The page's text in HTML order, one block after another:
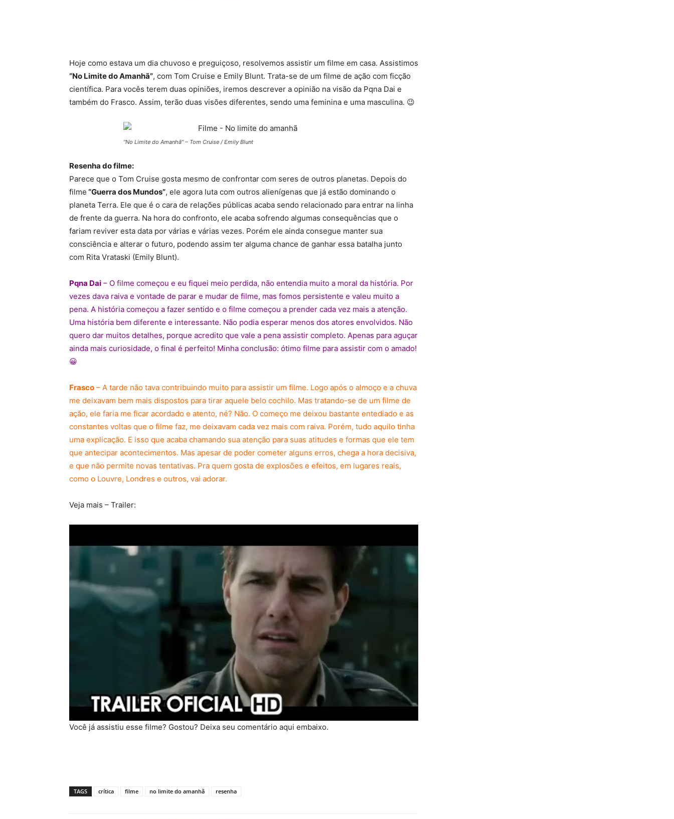
Hoje como estava um dia chuvoso e preguiçoso, resolvemos assistir um filme em casa. Assistimos
“No Limite do Amanhã”, com Tom Cruise e Emily Blunt. Trata-se de um filme de ação com ficção
científica. Para vocês terem duas opiniões, iremos descrever a opinião na visão da Pqna Dai e
também do Frasco. Assim, terão duas visões diferentes, sendo uma feminina e uma masculina. 😉
“No Limite do Amanhã” – Tom Cruise / Emily Blunt
Resenha do filme:
Parece que o Tom Cruise gosta mesmo de confrontar com seres de outros planetas. Depois do
filme “Guerra dos Mundos”, ele agora luta com outros alienígenas que já estão dominando o
planeta Terra. Ele que é o cara de relações públicas acaba sendo relacionado para entrar na linha
de frente da guerra. Na hora do confronto, ele acaba sofrendo algumas consequências que o
fariam reviver esta data por várias e várias vezes. Porém ele ainda consegue manter sua
consciência e alterar o futuro, podendo assim ter alguma chance de ganhar essa batalha junto
com Rita Vrataski (Emily Blunt).
Pqna Dai – O filme começou e eu fiquei meio perdida, não entendia muito a moral da história. Por
vezes dava raiva e vontade de parar e mudar de filme, mas fomos persistente e valeu muito a
pena. A história começou a fazer sentido e o filme começou a prender cada vez mais a atenção.
Uma história bem diferente e interessante. Não podia esperar menos dos atores envolvidos. Não
quero dar muitos detalhes, porque acredito que vale a pena assistir completo. Apenas para aguçar
ainda mais curiosidade, o final é perfeito! Minha conclusão: ótimo filme para assistir com o amado!
😀
Frasco – A tarde não tava contribuindo muito para assistir um filme. Logo após o almoço e a chuva
me deixavam bem mais dispostos para tirar aquele belo cochilo. Mas tratando-se de um filme de
ação, ele faria me ficar acordado e atento, né? Não. O começo me deixou bastante entediado e as
constantes voltas que o filme faz, me deixavam cada vez mais com raiva. Porém, tudo aquilo tinha
uma explicação. E isso que acaba chamando sua atenção para suas atitudes e formas que ele tem
que antecipar acontecimentos. Mas apesar de poder cometer alguns erros, chega a hora decisiva,
e que não permite novas tentativas. Pra quem gosta de explosões e efeitos, em lugares reais,
como o Louvre, Londres e outros, vai adorar.
Veja mais – Trailer:
Você já assistiu esse filme? Gostou? Deixa seu comentário aqui embaixo.
TAGS crítica filme no limite do amanhã resenha